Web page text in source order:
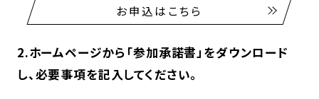
お申込はこちら
2.ホームページから「参加承諾書」をダウンロード
し、必要事項を記入してください。